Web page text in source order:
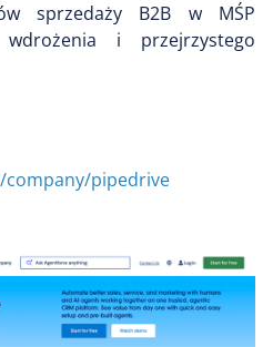
sprzedaży B2B w MŚP
wdrożenia i przejrzystego
pipedrive